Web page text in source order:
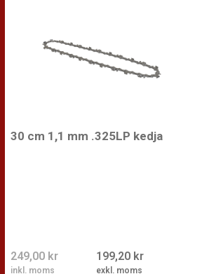
30 cm 1,1 mm .325LP kedja
199,20 kr
exkl. moms
249,00 kr
inkl. moms